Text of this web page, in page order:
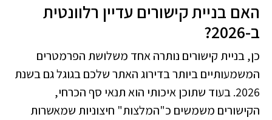
האם בניית קישורים עדיין רלוונטית
ב-2026?
כן, בניית קישורים נותרה אחד משלושת הפרמטרים
המשמעותיים ביותר בדירוג האתר שלכם בגוגל גם בשנת
2026. בעוד שתוכן איכותי הוא תנאי סף הכרחי,
הקישורים משמשים כ"המלצות" חיצוניות שמאשרות